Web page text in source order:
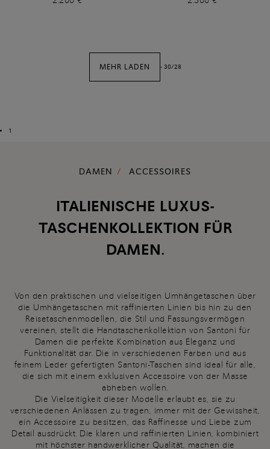
MEHR LADEN - 30/28
1
DAMEN ACCESSOIRES
ITALIENISCHE LUXUS-
TASCHENKOLLEKTION FÜR
DAMEN.
Von den praktischen und vielseitigen Umhängetaschen über
die Umhängetaschen mit raffinierten Linien bis hin zu den
Reisetaschenmodellen, die Stil und Fassungsvermögen
vereinen, stellt die Handtaschenkollektion von Santoni für
Damen die perfekte Kombination aus Eleganz und
Funktionalität dar. Die in verschiedenen Farben und aus
feinem Leder gefertigten Santoni-Taschen sind ideal für alle,
die sich mit einem exklusiven Accessoire von der Masse
abheben wollen.
Die Vielseitigkeit dieser Modelle erlaubt es, sie zu
verschiedenen Anlässen zu tragen, immer mit der Gewissheit,
ein Accessoire zu besitzen, das Raffinesse und Liebe zum
Detail ausdrückt. Die klaren und raffinierten Linien, kombiniert
mit höchster handwerklicher Qualität, machen die